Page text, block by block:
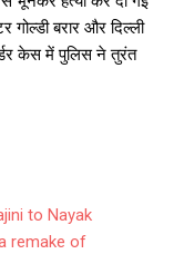
गोल्डी बरार और दिल्ली
केस में पुलिस ने तुरंत